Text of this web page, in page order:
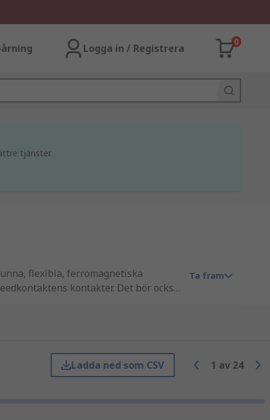
Logga in / Registrera
0
tjänster.
flexibla, ferromagnetiska
kontakter. Det bör också
Ta fram
Ladda ned som CSV 1 av 24